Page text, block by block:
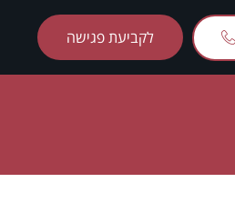
לקביעת פגישה